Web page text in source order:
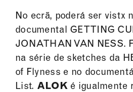
No ecrã, poderá ser vistx
documental GETTING
JONATHAN VAN NESS.
na série de sketches da
of Flyness e no
List. ALOKé igualmente